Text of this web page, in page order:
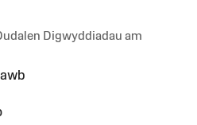
Digwyddiadau am